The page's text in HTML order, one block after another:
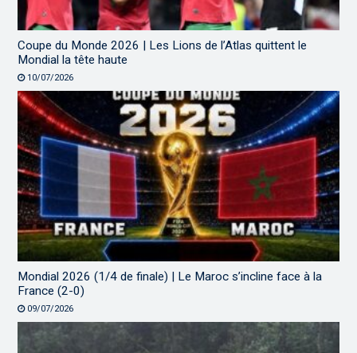
Coupe du Monde 2026 | Les Lions de l’Atlas quittent le
Mondial la tête haute
10/07/2026
Mondial 2026 (1/4 de finale) | Le Maroc s’incline face à la
France (2-0)
09/07/2026